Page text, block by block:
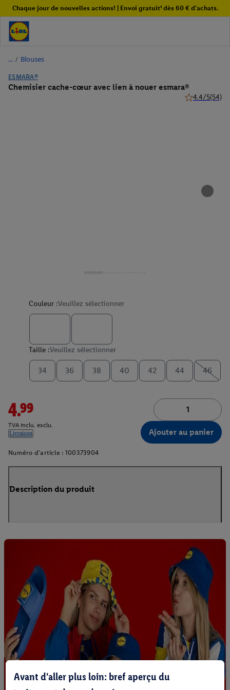
Chaque jour de nouvelles actions! | Envoi gratuit¹ dès 60 € d'achats.
/ Blouses
ESMARA®
Chemisier cache-cœur avec lien à nouer esmara®
4.4/5(54)
Couleur :Veuillez sélectionner
Taille :Veuillez sélectionner
34 36 38 40 42 44 46
4.99
TVA inclu. exclu.
Livraison
Ajouter au panier
Numéro d'article : 100373904
Description du produit
Avant d'aller plus loin: bref aperçu du